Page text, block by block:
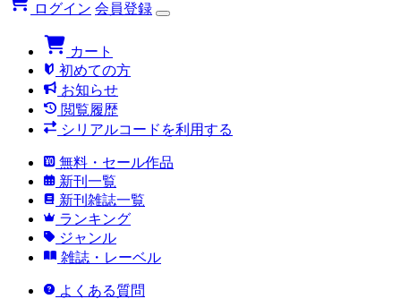
ログイン 会員登録
カート
初めての方
お知らせ
閲覧履歴
シリアルコードを利用する
無料・セール作品
新刊一覧
新刊雑誌一覧
ランキング
ジャンル
雑誌・レーベル
よくある質問